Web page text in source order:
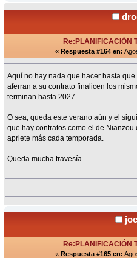
Re:PLANIFICACIÓN
« Respuesta #164 en:
Aquí no hay nada que hacer hasta
aferran a su contrato finalicen los
terminan hasta 2027.
O sea, queda este verano aún y el
que hay contratos como el de
apriete más cada temporada.
Queda mucha travesía.
Re:PLANIFICACIÓN
« Respuesta #165 en: